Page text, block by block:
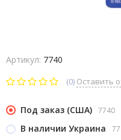
Артикул: 7740
(0) Оставить
Под заказ (США) 7740
В наличии Украина